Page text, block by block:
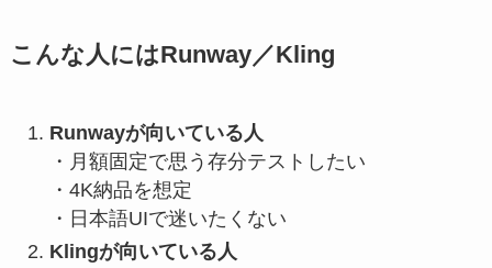
こんな人にはRunway／Kling
Runwayが向いている人
・月額固定で思う存分テストしたい
・4K納品を想定
・日本語UIで迷いたくない
Klingが向いている人